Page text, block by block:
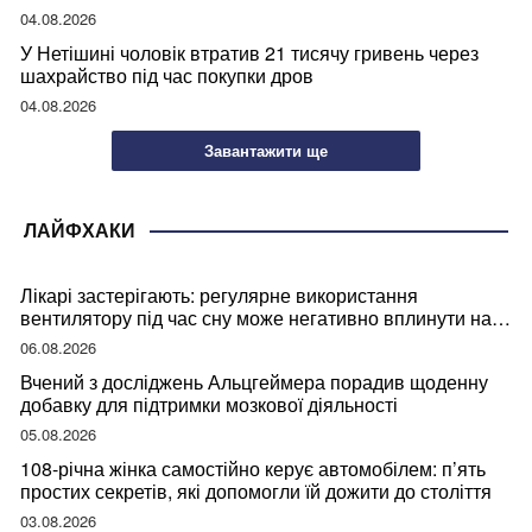
04.08.2026
У Нетішині чоловік втратив 21 тисячу гривень через
шахрайство під час покупки дров
04.08.2026
Завантажити ще
ЛАЙФХАКИ
Лікарі застерігають: регулярне використання
вентилятору під час сну може негативно вплинути на
ваше здоров’я
06.08.2026
Вчений з досліджень Альцгеймера порадив щоденну
добавку для підтримки мозкової діяльності
05.08.2026
108-річна жінка самостійно керує автомобілем: п’ять
простих секретів, які допомогли їй дожити до століття
03.08.2026